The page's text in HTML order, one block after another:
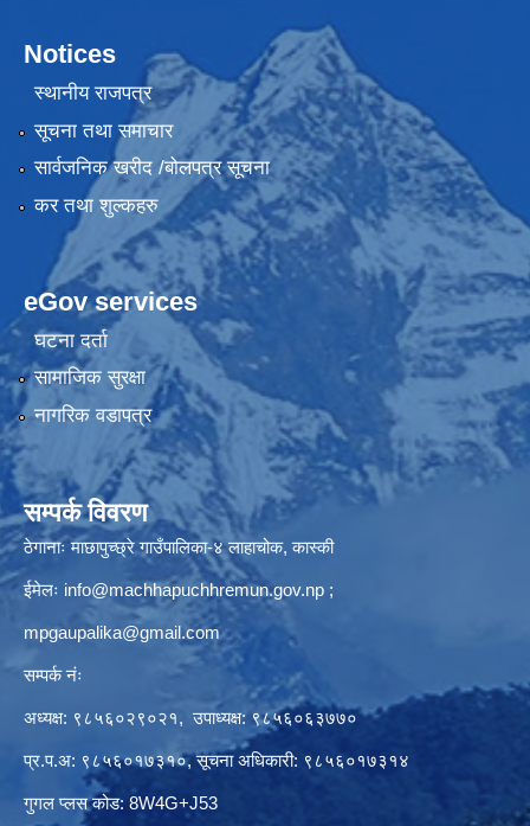
Notices
स्थानीय राजपत्र
सूचना तथा समाचार
सार्वजनिक खरीद /बोलपत्र सूचना
कर तथा शुल्कहरु
eGov services
घटना दर्ता
सामाजिक सुरक्षा
नागरिक वडापत्र
सम्पर्क विवरण
ठेगानाः माछापुच्छ्रे गाउँपालिका-४ लाहाचोक, कास्की
ईमेलः info@machhapuchhremun.gov.np ;
mpgaupalika@gmail.com
सम्पर्क नंः
अध्यक्ष: ९८५६०२९०२१, उपाध्यक्ष: ९८५६०६३७७०
प्र.प.अ: ९८५६०१७३१०, सूचना अधिकारी: ९८५६०१७३१४
गुगल प्लस कोड: 8W4G+J53